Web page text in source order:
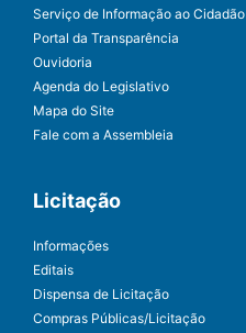
Serviço de Informação ao Cidadão
Portal da Transparência
Ouvidoria
Agenda do Legislativo
Mapa do Site
Fale com a Assembleia
Licitação
Informações
Editais
Dispensa de Licitação
Compras Públicas/Licitação